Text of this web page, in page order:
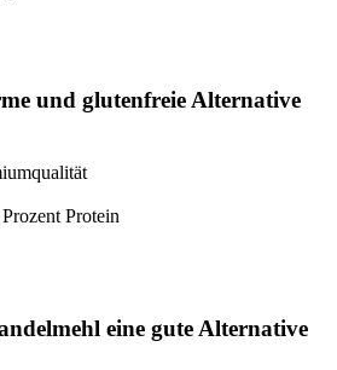
und glutenfreie Alternative
Protein
eine gute Alternative